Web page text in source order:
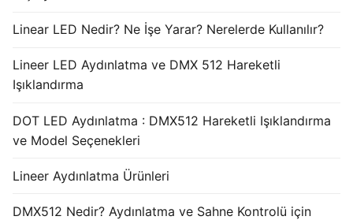
Linear LED Nedir? Ne İşe Yarar? Nerelerde Kullanılır?
Lineer LED Aydınlatma ve DMX 512 Hareketli
Işıklandırma
DOT LED Aydınlatma : DMX512 Hareketli Işıklandırma
ve Model Seçenekleri
Lineer Aydınlatma Ürünleri
DMX512 Nedir? Aydınlatma ve Sahne Kontrolü için